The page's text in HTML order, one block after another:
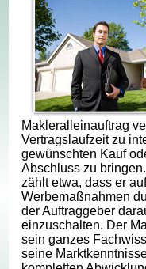
Makleralleinauftrag
Vertragslaufzeit zu
gewünschten Kauf
Abschluss zu
zählt etwa, dass er
Werbemaßnahmen
der Auftraggeber
einzuschalten. Der
sein ganzes
seine